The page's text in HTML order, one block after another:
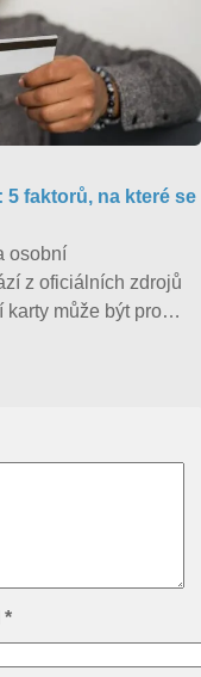
faktorů, na které se
osobní
z oficiálních zdrojů
karty může být pro…
*